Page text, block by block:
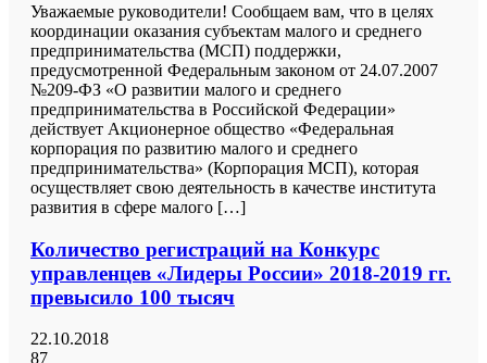
Уважаемые руководители! Сообщаем вам, что в целях
координации оказания субъектам малого и среднего
предпринимательства (МСП) поддержки,
предусмотренной Федеральным законом от 24.07.2007
№209-ФЗ «О развитии малого и среднего
предпринимательства в Российской Федерации»
действует Акционерное общество «Федеральная
корпорация по развитию малого и среднего
предпринимательства» (Корпорация МСП), которая
осуществляет свою деятельность в качестве института
развития в сфере малого […]
Количество регистраций на Конкурс
управленцев «Лидеры России» 2018-2019 гг.
превысило 100 тысяч
22.10.2018
87